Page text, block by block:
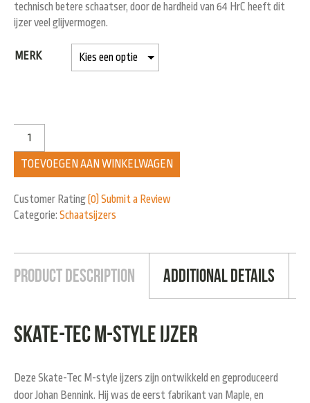
technisch betere schaatser, door de hardheid van 64 HrC heeft dit
ijzer veel glijvermogen.
MERK
TOEVOEGEN AAN WINKELWAGEN
Customer Rating(0) Submit a Review
Categorie: Schaatsijzers
Product Description Additional Details
Skate-Tec M-Style ijzer
Deze Skate-Tec M-style ijzers zijn ontwikkeld en geproduceerd
door Johan Bennink. Hij was de eerst fabrikant van Maple, en